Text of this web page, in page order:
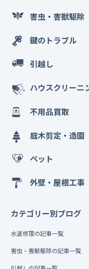
害虫・害獣駆除
鍵のトラブル
引越し
ハウスクリーニ
不用品買取
庭木剪定・造園
ペット
外壁・屋根工事
カテゴリー別ブログ
水道修理の記事一覧
害虫・害獣駆除の記事一覧